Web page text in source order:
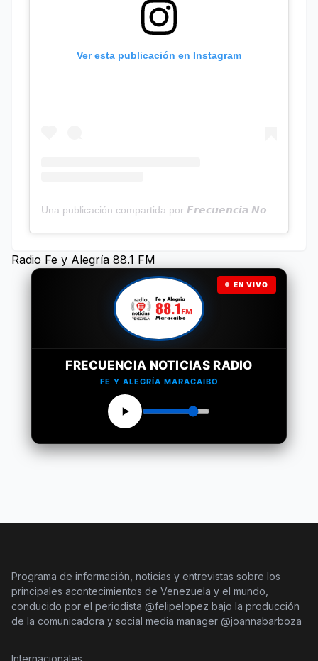
Ver esta publicación en Instagram
Radio Fe y Alegría 88.1 FM
EN VIVO
FRECUENCIA NOTICIAS RADIO
FE Y ALEGRÍA MARACAIBO
Programa de información, noticias y entrevistas sobre los
principales acontecimientos de Venezuela y el mundo,
conducido por el periodista @felipelopez bajo la producción
de la comunicadora y social media manager @joannabarboza